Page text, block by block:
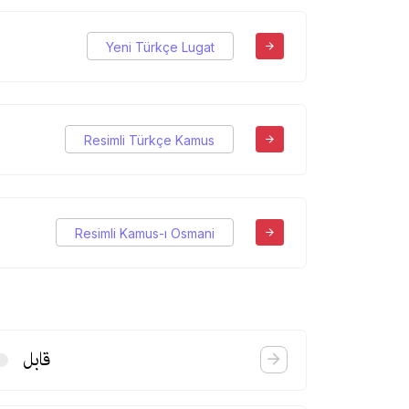
Yeni Türkçe Lugat
Resimli Türkçe Kamus
Resimli Kamus-ı Osmani
قابل